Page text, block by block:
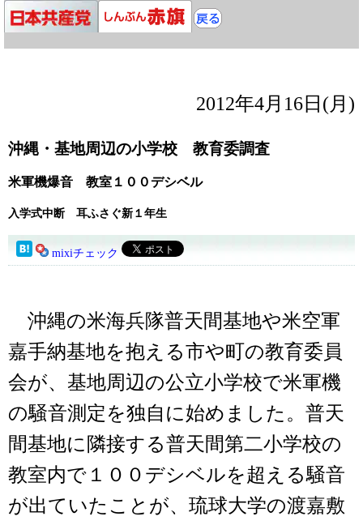
2012年4月16日(月)
沖縄・基地周辺の小学校 教育委調査
米軍機爆音 教室１００デシベル
入学式中断 耳ふさぐ新１年生
mixiチェック
沖縄の米海兵隊普天間基地や米空軍
嘉手納基地を抱える市や町の教育委員
会が、基地周辺の公立小学校で米軍機
の騒音測定を独自に始めました。普天
間基地に隣接する普天間第二小学校の
教室内で１００デシベルを超える騒音
が出ていたことが、琉球大学の渡嘉敷